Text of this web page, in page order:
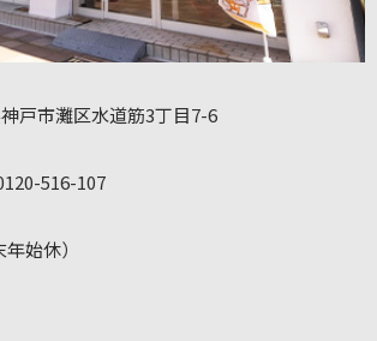
戸市灘区水道筋3丁目7-6
516-107
始休）